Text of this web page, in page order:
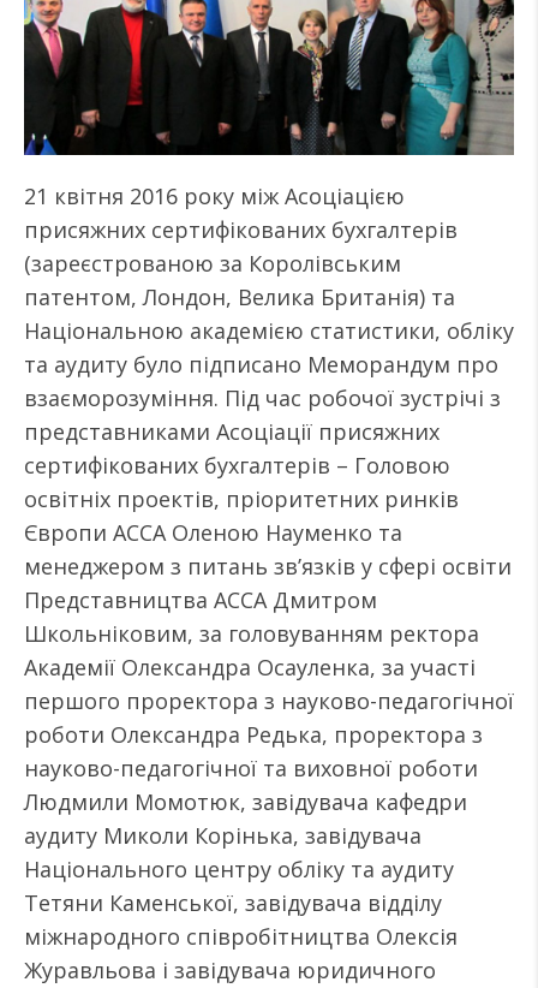
21 квітня 2016 року між Асоціацією
присяжних сертифікованих бухгалтерів
(зареєстрованою за Королівським
патентом, Лондон, Велика Британія) та
Національною академією статистики, обліку
та аудиту було підписано Меморандум про
взаєморозуміння. Під час робочої зустрічі з
представниками Асоціації присяжних
сертифікованих бухгалтерів – Головою
освітніх проектів, пріоритетних ринків
Європи АССА Оленою Науменко та
менеджером з питань зв’язків у сфері освіти
Представництва АССА Дмитром
Школьніковим, за головуванням ректора
Академії Олександра Осауленка, за участі
першого проректора з науково-педагогічної
роботи Олександра Редька, проректора з
науково-педагогічної та виховної роботи
Людмили Момотюк, завідувача кафедри
аудиту Миколи Корінька, завідувача
Національного центру обліку та аудиту
Тетяни Каменської, завідувача відділу
міжнародного співробітництва Олексія
Журавльова і завідувача юридичного